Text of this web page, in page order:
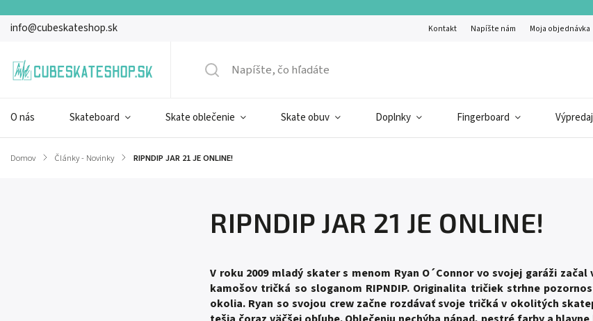
info@cubeskateshop.sk Kontakt Napíšte nám Moja objednávka
O nás Skateboard Skate oblečenie Skate obuv Doplnky Fingerboard Výpredaj
Domov / Články - Novinky / RIPNDIP JAR 21 JE ONLINE!
RIPNDIP JAR 21 JE ONLINE!
V roku 2009 mladý skater s menom Ryan O´Connor vo svojej garáži
kamošov tričká so sloganom RIPNDIP. Originalita tričiek strhne
okolia. Ryan so svojou crew začne rozdávať svoje tričká v okolitých